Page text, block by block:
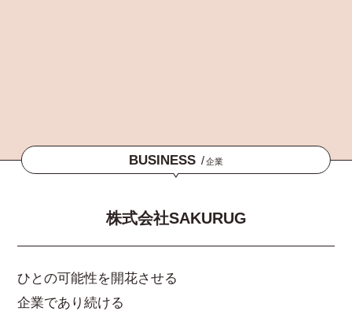
BUSINESS /企業
株式会社SAKURUG
ひとの可能性を開花させる
企業であり続ける